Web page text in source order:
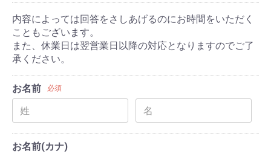
内容によっては回答をさしあげるのにお時間をいただく
こともございます。
また、休業日は翌営業日以降の対応となりますのでご了
承ください。
お名前 必須
お名前(カナ)